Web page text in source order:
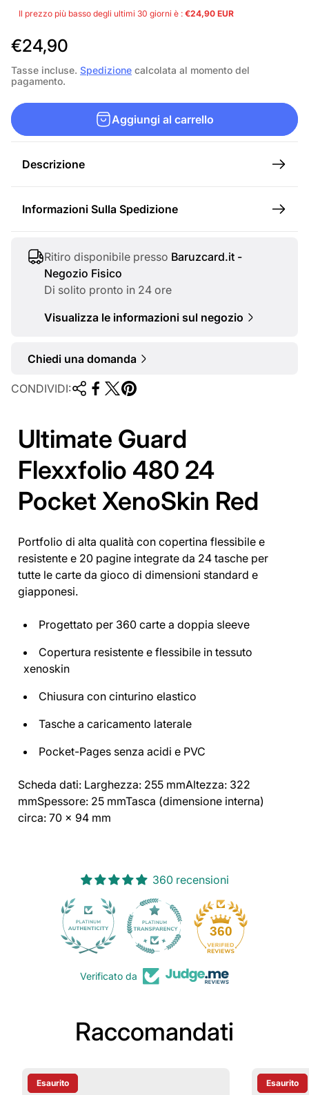
Il prezzo più basso degli ultimi 30 giorni è : €24,90 EUR
P
r
e
z
z
€24,90
Tasse incluse. Spedizione calcolata al momento del
pagamento.
Aggiungi al carrello
Descrizione
Informazioni Sulla Spedizione
Ritiro disponibile presso Baruzcard.it -
Negozio Fisico
Di solito pronto in 24 ore
Visualizza le informazioni sul negozio
Chiedi una domanda
CONDIVIDI:
Ultimate Guard
Flexxfolio 480 24
Pocket XenoSkin Red
Portfolio di alta qualità con copertina flessibile e
resistente e 20 pagine integrate da 24 tasche per
tutte le carte da gioco di dimensioni standard e
giapponesi.
Progettato per 360 carte a doppia sleeve
Copertura resistente e flessibile in tessuto
xenoskin
Chiusura con cinturino elastico
Tasche a caricamento laterale
Pocket-Pages senza acidi e PVC
Scheda dati: Larghezza: 255 mmAltezza: 322
mmSpessore: 25 mmTasca (dimensione interna)
circa: 70 x 94 mm
360 recensioni
360
Verificato da
Raccomandati
Etichetta Del Prodotto:
Esaurito Etichetta
Esaurito